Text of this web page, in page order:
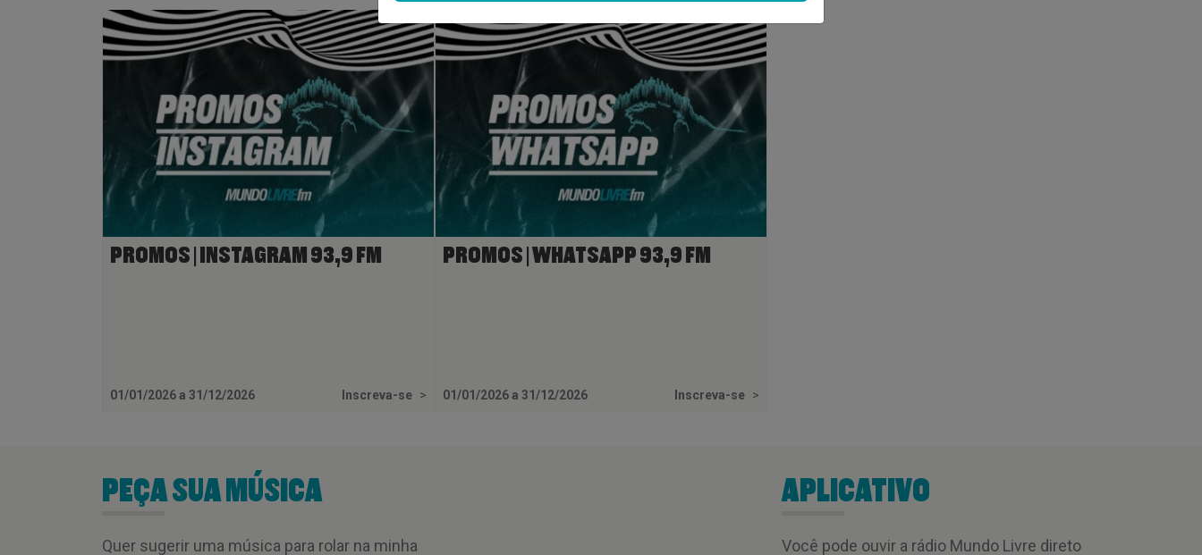
PROMOS | INSTAGRAM 93,9 FM
01/01/2026 a 31/12/2026 Inscreva-se >
PROMOS | WHATSAPP 93,9 FM
01/01/2026 a 31/12/2026 Inscreva-se >
PEÇA SUA MÚSICA
Quer sugerir uma música para rolar na minha
APLICATIVO
Você pode ouvir a rádio Mundo Livre direto